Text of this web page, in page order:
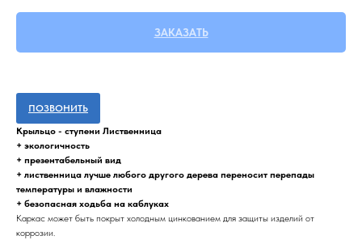
ЗАКАЗАТЬ
ПОЗВОНИТЬ
Крыльцо - ступени Лиственница
+ экологичность
+ презентабельный вид
+ лиственница лучше любого другого дерева переносит перепады
температуры и влажности
+ безопасная ходьба на каблуках
Каркас может быть покрыт холодным цинкованием для защиты изделий от
коррозии.